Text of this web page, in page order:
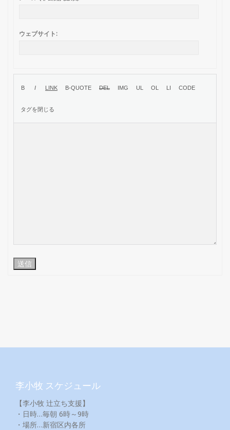
ウェブサイト:
送信
李小牧 スケジュール
【李小牧 辻立ち支援】
・日時…毎朝 6時～9時
・場所…新宿区内各所